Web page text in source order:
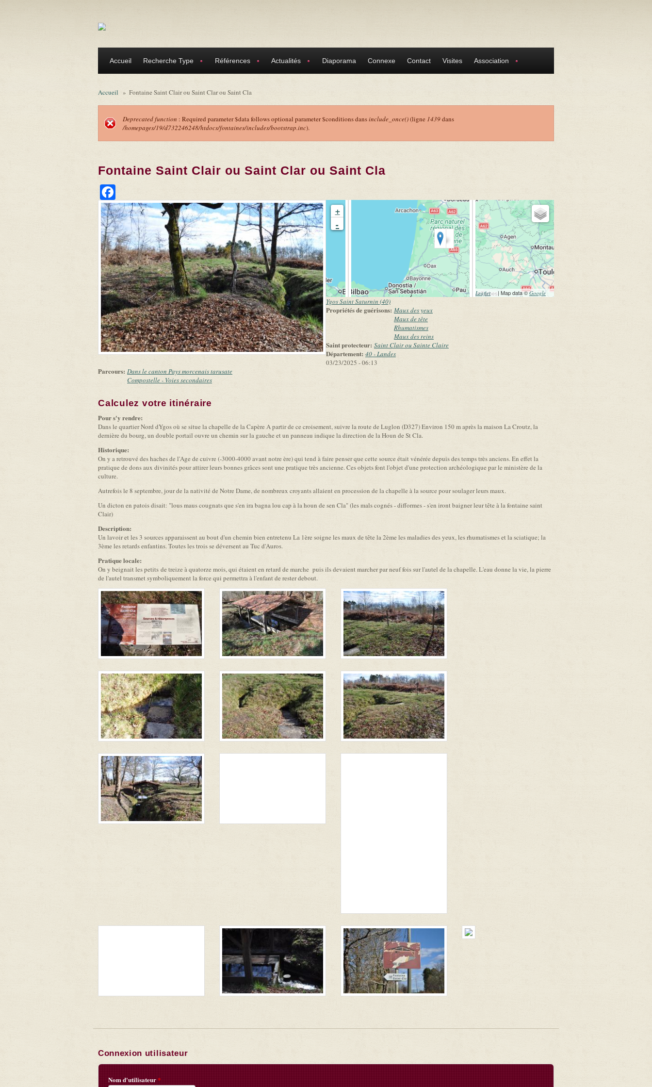
Accueil Recherche Type Références Actualités Diaporama Connexe Contact Visites Association
Accueil » Fontaine Saint Clair ou Saint Clar ou Saint Cla
Message d'erreur
Deprecated function : Required parameter $data follows optional parameter $conditions dansinclude_once()(ligne 1439dans
/homepages/19/d732246248/htdocs/fontaines/includes/bootstrap.inc).
Fontaine Saint Clair ou Saint Clar ou Saint Cla
+
-
Leaflet(link is external)
| Map data ©Google(link is
Ygos Saint Saturnin (40)
Propriétés de guérisons: Maux des yeux
Maux de tête
Rhumatismes
Maux des reins
Saint protecteur: Saint Clair ou Sainte Claire
Département: 40 - Landes
03/23/2025 - 06:13
Parcours: Dans le canton Pays morcenais tarusate
Compostelle - Voies secondaires
Calculez votre itinéraire
Pour s'y rendre:
Dans le quartier Nord dYgos où se situe la chapelle de la Capère A partir de ce croisement, suivre la route de Luglon (D327) Environ 150 m après la maison La Croutz, la
dernière du bourg, un double portail ouvre un chemin sur la gauche et un panneau indique la direction de la Houn de St Cla.
Historique:
On y a retrouvé des haches de l'Age de cuivre (-3000-4000 avant notre ère) qui tend à faire penser que cette source était vénérée depuis des temps très anciens. En effet la
pratique de dons aux divinités pour attirer leurs bonnes grâces sont une pratique très ancienne. Ces objets font l'objet d'une protection archéologique par le ministère de la
culture.
Autrefois le 8 septembre, jour de la nativité de Notre Dame, de nombreux croyants allaient en procession de la chapelle à la source pour soulager leurs maux.
Un dicton en patois disait: "lous maus cougnats que s'en ira bagna lou cap à la houn de sen Cla" (les mals cognés - difformes - s'en iront baigner leur tête à la fontaine saint
Clair)
Description:
Un lavoir et les 3 sources apparaissent au bout d'un chemin bien entretenu La 1ère soigne les maux de tête la 2ème les maladies des yeux, les rhumatismes et la sciatique; la
3ème les retards enfantins. Toutes les trois se déversent au Tuc d'Auros.
Pratique locale:
On y beignait les petits de treize à quatorze mois, qui étaient en retard de marche puis ils devaient marcher par neuf fois sur l'autel de la chapelle. L'eau donne la vie, la pierre
de l'autel transmet symboliquement la force qui permettra à l'enfant de rester debout.
Connexion utilisateur
Nom d'utilisateur*